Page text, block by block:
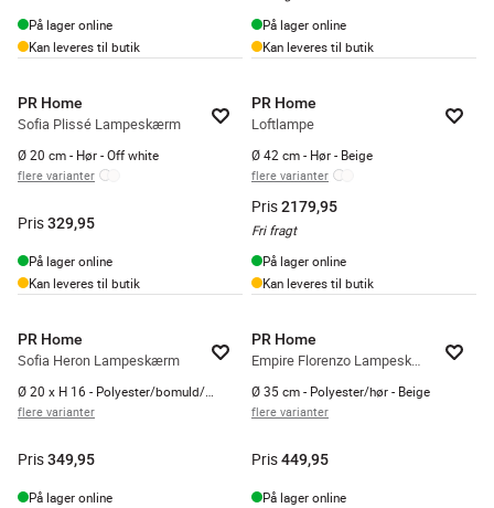
På lager online
Kan leveres til butik
På lager online
Kan leveres til butik
PR Home
Sofia Plissé Lampeskærm
Ø 20 cm - Hør - Off white
flere varianter
Pris329,95
På lager online
Kan leveres til butik
PR Home
Loftlampe
Ø 42 cm - Hør - Beige
flere varianter
Pris2179,95
Fri fragt
På lager online
Kan leveres til butik
PR Home
Sofia Heron Lampeskærm
flere varianter
Pris349,95
På lager online
PR Home
Empire Florenzo Lampeskærm
Ø 35 cm - Polyester/hør - Beige
flere varianter
Pris449,95
På lager online